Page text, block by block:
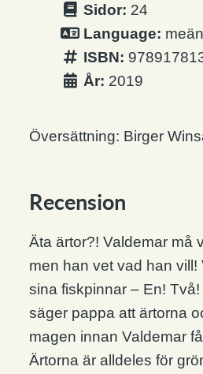
Sidor: 24
Language:
ISBN:
År: 2019
Översättning: Birger
Recension
Äta ärtor?! Valdemar må
men han vet vad han vill!
sina fiskpinnar – En!
säger pappa att ärtorna
magen innan Valdemar
Ärtorna är alldeles för